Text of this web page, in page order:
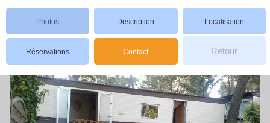
Photos Description Localisation
Réservations Contact Retour